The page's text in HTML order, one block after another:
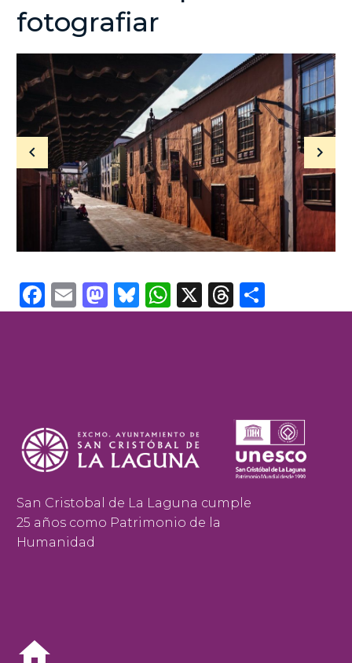
fotografiar
Facebook
EmailMastodon
Bluesky
WhatsApp
X Threads
San Cristobal de La Laguna cumple
25 años como Patrimonio de la
Humanidad

